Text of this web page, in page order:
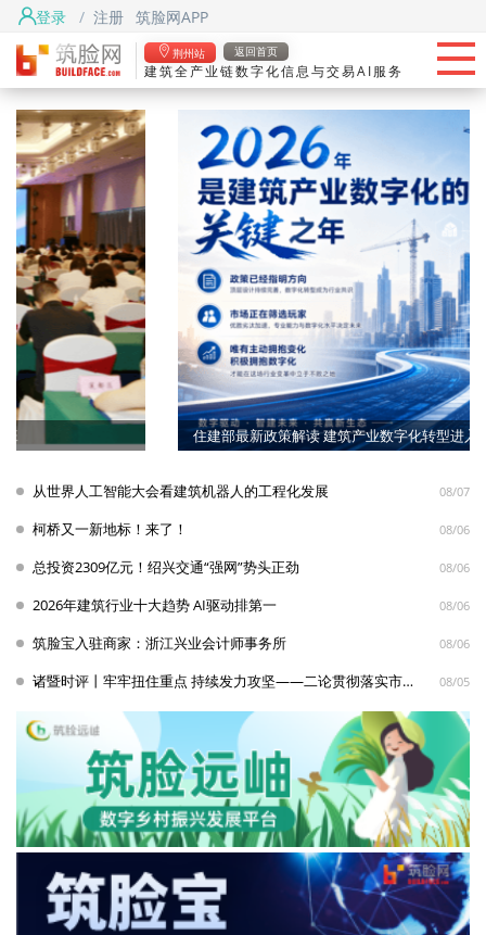
登录 / 注册 筑脸网APP
荆州站 返回首页
建筑全产业链数字化信息与交易AI服务
头条
筑脸项目
找资源
筑脸吧
住建部最新政策解读 建筑产业数字化转型进入快车道
从世界人工智能大会看建筑机器人的工程化发展 08/07
柯桥又一新地标！来了！ 08/06
总投资2309亿元！绍兴交通“强网”势头正劲 08/06
2026年建筑行业十大趋势 AI驱动排第一 08/06
筑脸宝入驻商家：浙江兴业会计师事务所 08/06
诸暨时评丨牢牢扭住重点 持续发力攻坚——二论贯彻落实市委十七届九次全体会议暨市政府十八届九次全体会议精神 08/05